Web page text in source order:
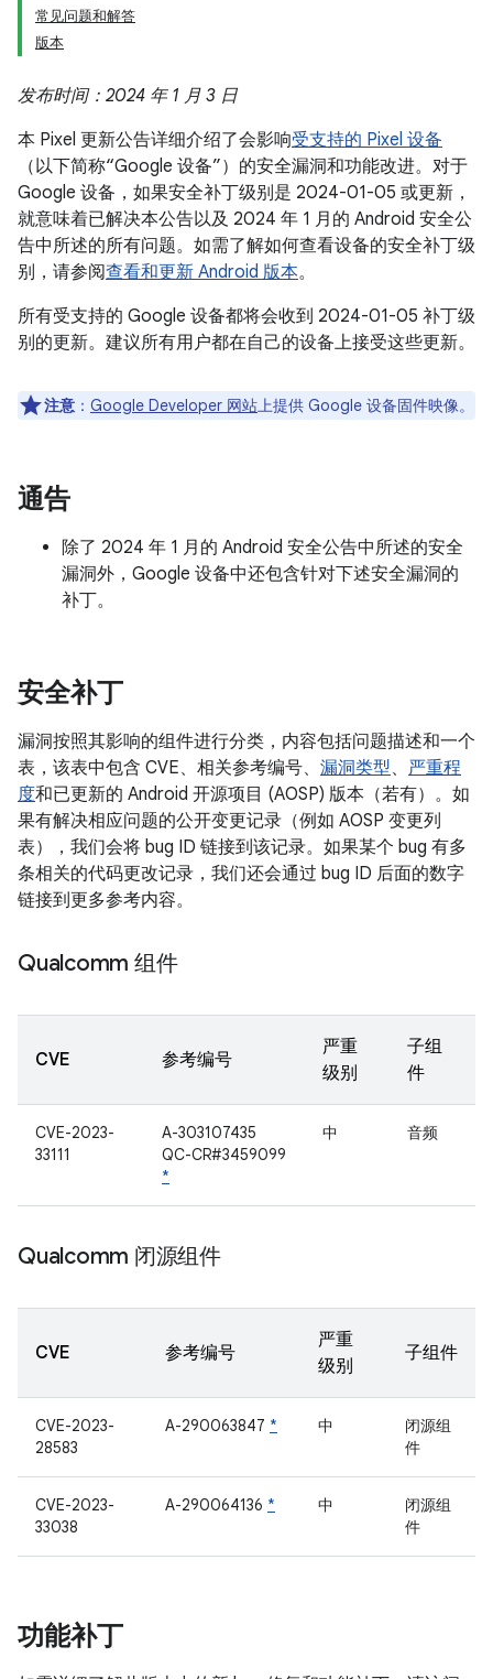
常见问题和解答
版本
发布时间：2024 年 1 月 3 日
本 Pixel 更新公告详细介绍了会影响受支持的 Pixel 设备
（以下简称“Google 设备”）的安全漏洞和功能改进。对于
Google 设备，如果安全补丁级别是 2024-01-05 或更新，
就意味着已解决本公告以及 2024 年 1 月的 Android 安全公
告中所述的所有问题。如需了解如何查看设备的安全补丁级
别，请参阅查看和更新 Android 版本。
所有受支持的 Google 设备都将会收到 2024-01-05 补丁级
别的更新。建议所有用户都在自己的设备上接受这些更新。
注意 ： Google Developer 网站上提供 Google 设备固件映像。
通告
除了 2024 年 1 月的 Android 安全公告中所述的安全
漏洞外，Google 设备中还包含针对下述安全漏洞的
补丁。
安全补丁
漏洞按照其影响的组件进行分类，内容包括问题描述和一个
表，该表中包含 CVE、相关参考编号、 漏洞类型、 严重程
度和已更新的 Android 开源项目 (AOSP) 版本（若有）。如
果有解决相应问题的公开变更记录（例如 AOSP 变更列
表），我们会将 bug ID 链接到该记录。如果某个 bug 有多
条相关的代码更改记录，我们还会通过 bug ID 后面的数字
链接到更多参考内容。
Qualcomm 组件
CVE 参考编号
严重
级别
子组
件
CVE-2023-
33111
A-303107435
QC-CR#3459099
*
中 音频
Qualcomm 闭源组件
CVE 参考编号
严重
级别
子组件
CVE-2023-
28583
A-290063847 * 中
闭源组
件
CVE-2023-
33038
A-290064136 * 中
闭源组
件
功能补丁